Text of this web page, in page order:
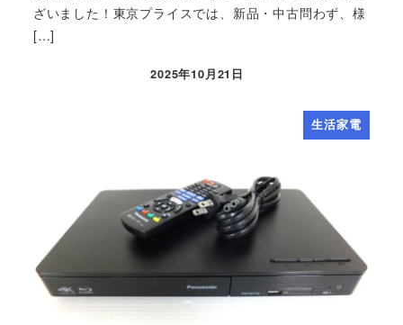
ざいました！東京プライスでは、新品・中古問わず、様
[…]
2025年10月21日
生活家電